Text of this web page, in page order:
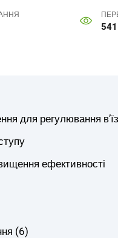
541
для регулювання
ефективності
(6)